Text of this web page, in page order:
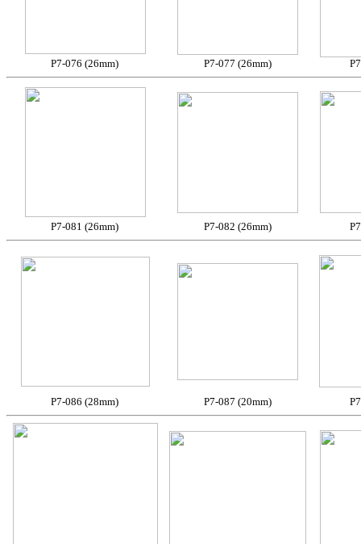
P7-076 (26mm) P7-077 (26mm)
P7-081 (26mm) P7-082 (26mm)
P7-086 (28mm) P7-087 (20mm)